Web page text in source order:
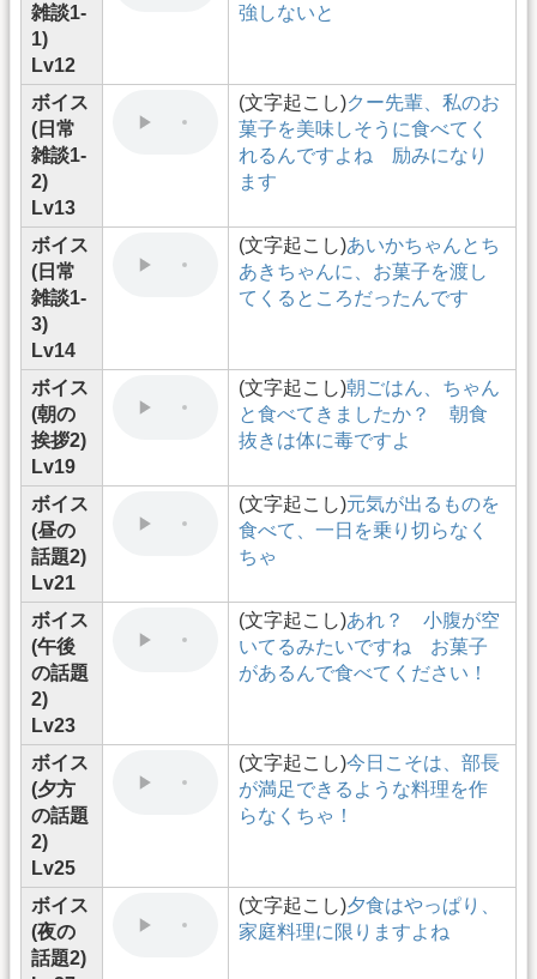
雑談1-
1)
Lv12
強しないと
ボイス
(日常
雑談1-
2)
Lv13
(文字起こし)クー先輩、私のお
菓子を美味しそうに食べてく
れるんですよね 励みになり
ます
ボイス
(日常
雑談1-
3)
Lv14
(文字起こし)あいかちゃんとち
あきちゃんに、お菓子を渡し
てくるところだったんです
ボイス
(朝の
挨拶2)
Lv19
(文字起こし)朝ごはん、ちゃん
と食べてきましたか？ 朝食
抜きは体に毒ですよ
ボイス
(昼の
話題2)
Lv21
(文字起こし)元気が出るものを
食べて、一日を乗り切らなく
ちゃ
ボイス
(午後
の話題
2)
Lv23
(文字起こし)あれ？ 小腹が空
いてるみたいですね お菓子
があるんで食べてください！
ボイス
(夕方
の話題
2)
Lv25
(文字起こし)今日こそは、部長
が満足できるような料理を作
らなくちゃ！
ボイス
(夜の
話題2)
(文字起こし)夕食はやっぱり、
家庭料理に限りますよね